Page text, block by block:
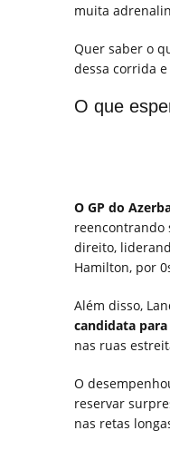
muita
Quer saber o
dessa corrida
O que
O GP do
reencontrando
direito,
Hamilton, por
Além disso,
candidata
nas ruas
O
reservar
nas retas